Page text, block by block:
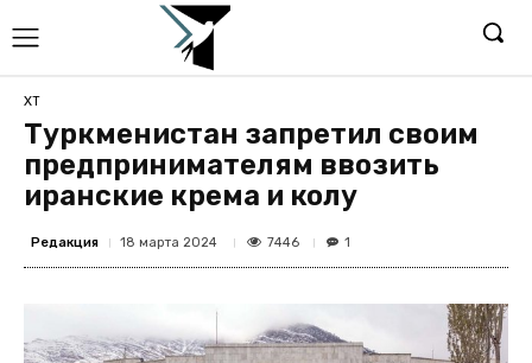
ХТ
Туркменистан запретил своим
предпринимателям ввозить
иранские крема и колу
Редакция 18 марта 2024 7446 1